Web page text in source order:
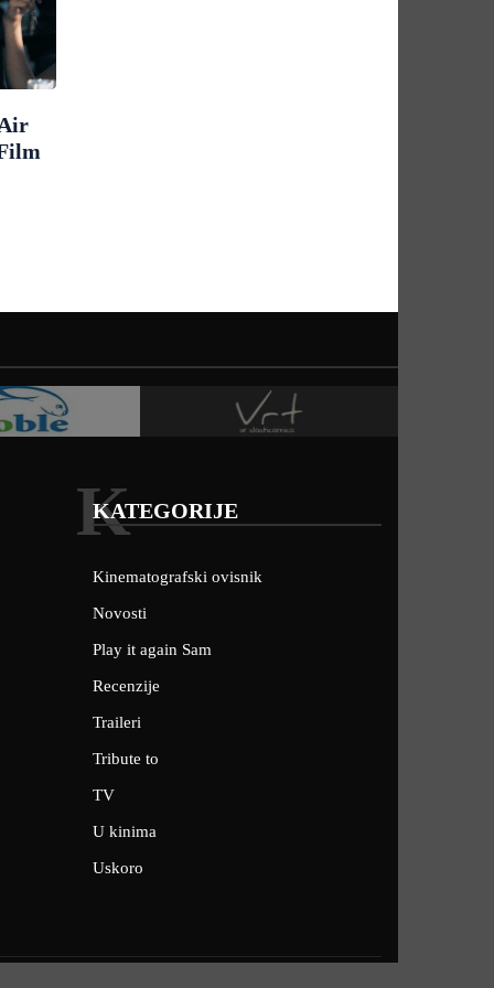
KATEGORIJE
K
Kinematografski ovisnik
Novosti
Play it again Sam
Recenzije
Traileri
Tribute to
TV
U kinima
Uskoro